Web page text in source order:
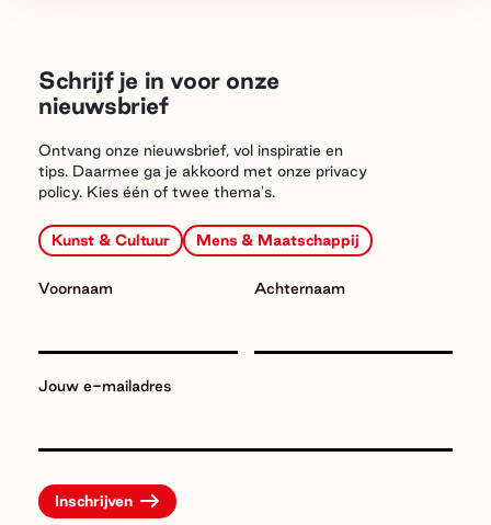
Schrijf je in voor onze
nieuwsbrief
Ontvang onze nieuwsbrief, vol inspiratie en
tips. Daarmee ga je akkoord met onze privacy
policy. Kies één of twee thema's.
Kunst & Cultuur Mens & Maatschappij
Jouw e-mailadres
Voornaam Achternaam